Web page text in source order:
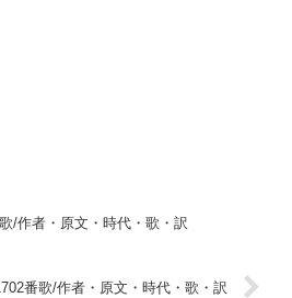
/作者・原文・時代・歌・訳
番歌/作者・原文・時代・歌・訳